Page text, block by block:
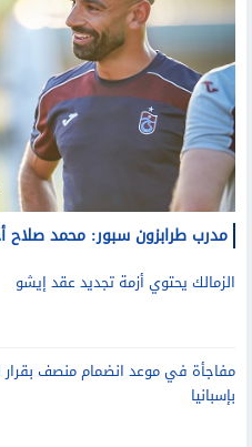
الزمالك يحتوي أزمة تجديد عقد إيشو